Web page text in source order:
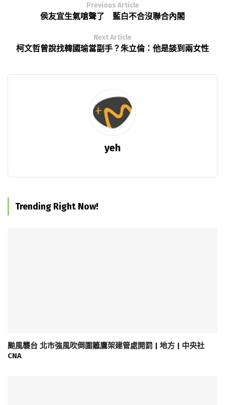
Previous Article
侯友宜生氣嗆聲了 藍白不合沒聯合內閣
Next Article
柯文哲曾說找韓國瑜當副手？朱立倫：他是談到兩女性
yeh
Trending Right Now!
颱風襲台 北市強風吹倒圍籬鷹架建管處開罰 | 地方 | 中央社
CNA